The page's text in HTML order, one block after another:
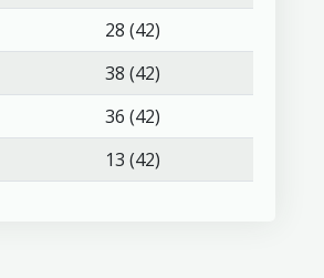
28 (42)
38 (42)
36 (42)
13 (42)